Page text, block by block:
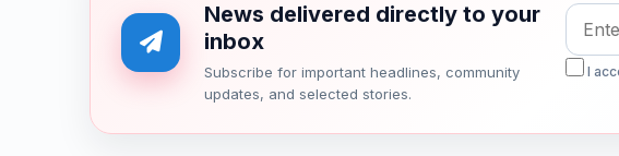
News delivered directly to your
inbox
Subscribe for important headlines, community
updates, and selected stories.
I